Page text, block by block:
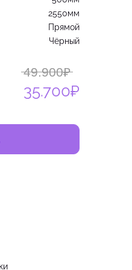
2550мм
Прямой
Чёрный
49.900₽
35.700₽